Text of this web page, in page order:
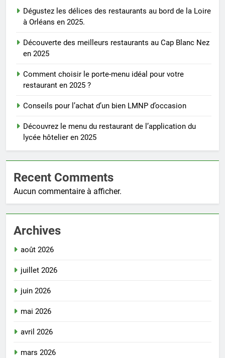
Dégustez les délices des restaurants au bord de la Loire
à Orléans en 2025.
Découverte des meilleurs restaurants au Cap Blanc Nez
en 2025
Comment choisir le porte-menu idéal pour votre
restaurant en 2025 ?
Conseils pour l’achat d’un bien LMNP d’occasion
Découvrez le menu du restaurant de l’application du
lycée hôtelier en 2025
Recent Comments
Aucun commentaire à afficher.
Archives
août 2026
juillet 2026
juin 2026
mai 2026
avril 2026
mars 2026